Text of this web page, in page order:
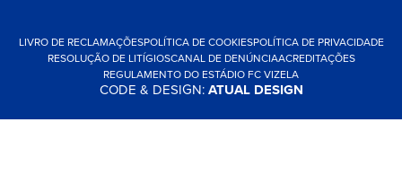
LIVRO DE RECLAMAÇÕESPOLÍTICA DE COOKIESPOLÍTICA DE PRIVACIDADE
RESOLUÇÃO DE LITÍGIOSCANAL DE DENÚNCIAACREDITAÇÕES
REGULAMENTO DO ESTÁDIO FC VIZELA
CODE & DESIGN:ATUAL DESIGN